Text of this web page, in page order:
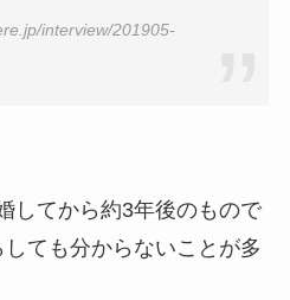
interview/201905-
してから約3年後のもので
ても分からないことが多